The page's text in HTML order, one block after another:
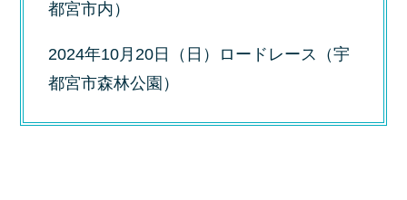
都宮市内）
2024年10月20日（日）ロードレース（宇
都宮市森林公園）